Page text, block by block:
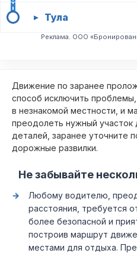
▸ Тула
Реклама. ООО
Движение по заранее
способ исключить
в незнакомой местности, и
преодолеть нужный участок
деталей, заранее уточните
дорожные развилки.
Не забывайте
Любому водителю,
расстояния, требуется
более безопасной и
построив маршрут
местами для отдыха.